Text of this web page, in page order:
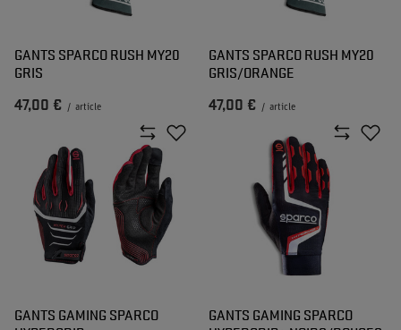
GANTS SPARCO RUSH MY20
GRIS
47,00 € / article
GANTS SPARCO RUSH MY20
GRIS/ORANGE
47,00 € / article
GANTS GAMING SPARCO
GANTS GAMING SPARCO